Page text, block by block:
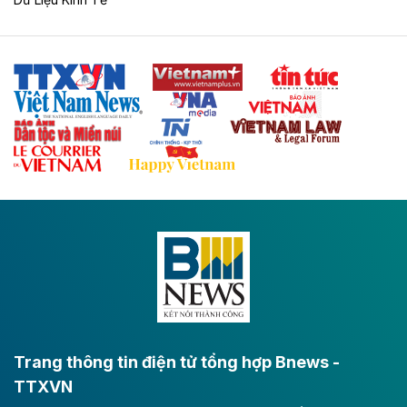
Hòa Phát dự kiến rót thêm 20.000 tỷ đồng
vào dự án ray đường sắt tại Dung Quất
Hòa Phát muốn chi thêm 20.000 tỷ đồng để mở rộng
dự án sản xuất ray đường sắt và thép đặc biệt tại khu
kinh tế Dung Quất.
Keppel thoái toàn bộ vốn khỏi dự án
Empire City tại Thủ Thiêm
Tập đoàn Keppel (Singapore) bán toàn bộ 40% vốn
tại dự án Empire City với giá 270 triệu USD, chấm dứt
dự án.
Theo vnexpress.net
Trang thông tin điện tử tổng hợp Bnews -
TTXVN